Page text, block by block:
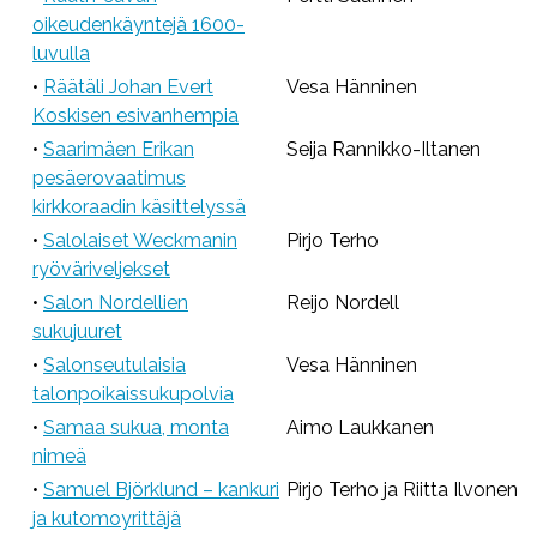
oikeudenkäyntejä 1600-
luvulla
• Räätäli Johan Evert
Koskisen esivanhempia
Vesa Hänninen
• Saarimäen Erikan
pesäerovaatimus
kirkkoraadin käsittelyssä
Seija Rannikko-Iltanen
• Salolaiset Weckmanin
ryöväriveljekset
Pirjo Terho
• Salon Nordellien
sukujuuret
Reijo Nordell
• Salonseutulaisia
talonpoikaissukupolvia
Vesa Hänninen
• Samaa sukua, monta
nimeä
Aimo Laukkanen
• Samuel Björklund – kankuri
ja kutomoyrittäjä
Pirjo Terho ja Riitta Ilvonen